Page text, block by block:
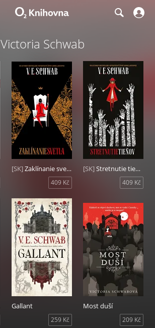
Victoria Schwab
[SK]Zaklínanie svetla
409 Kč
[SK]Stretnutie tieňov
409 Kč
Gallant
259 Kč
Most duší
209 Kč